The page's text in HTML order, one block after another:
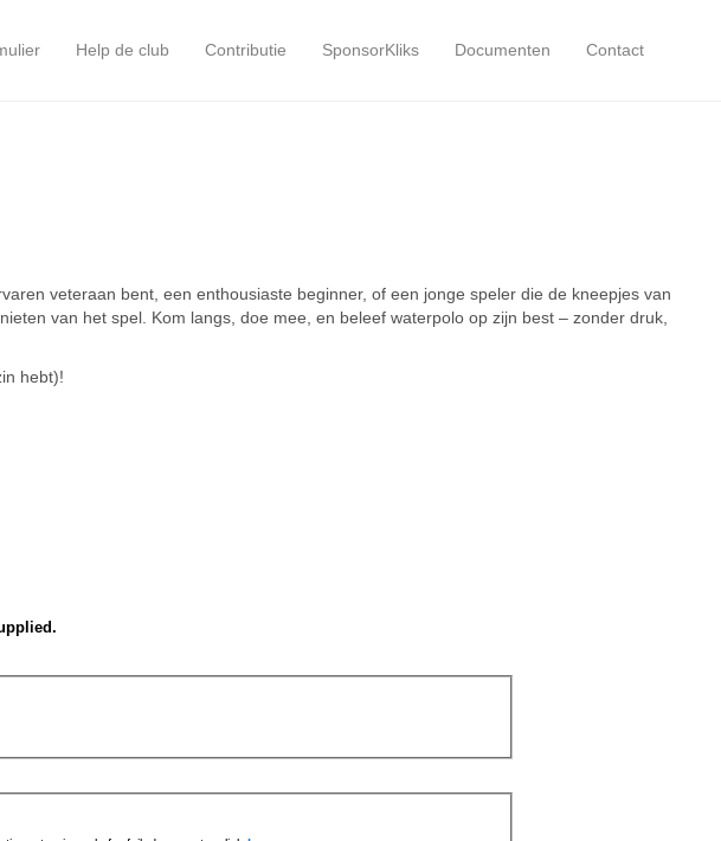
Help de club Contributie SponsorKliks Documenten Contact
veteraan bent, een enthousiaste beginner, of een jonge speler die de kneepjes van
van het spel. Kom langs, doe mee, en beleef waterpolo op zijn best – zonder druk,
hebt)!